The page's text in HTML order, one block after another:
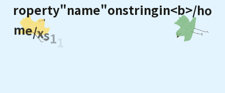
roperty"name"onstringin<b>/ho
me/xs1